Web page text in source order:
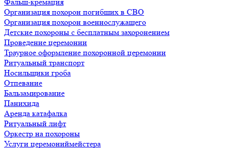
Организация похорон погибших в СВО
Организация похорон военнослужащего
Детские похороны с бесплатным захоронением
Проведение церемонии
Траурное оформление похоронной церемонии
Ритуальный транспорт
Носильщики гроба
Отпевание
Бальзамирование
Панихида
Аренда катафалка
Ритуальный лифт
Оркестр на похороны
Услуги церемониймейстера